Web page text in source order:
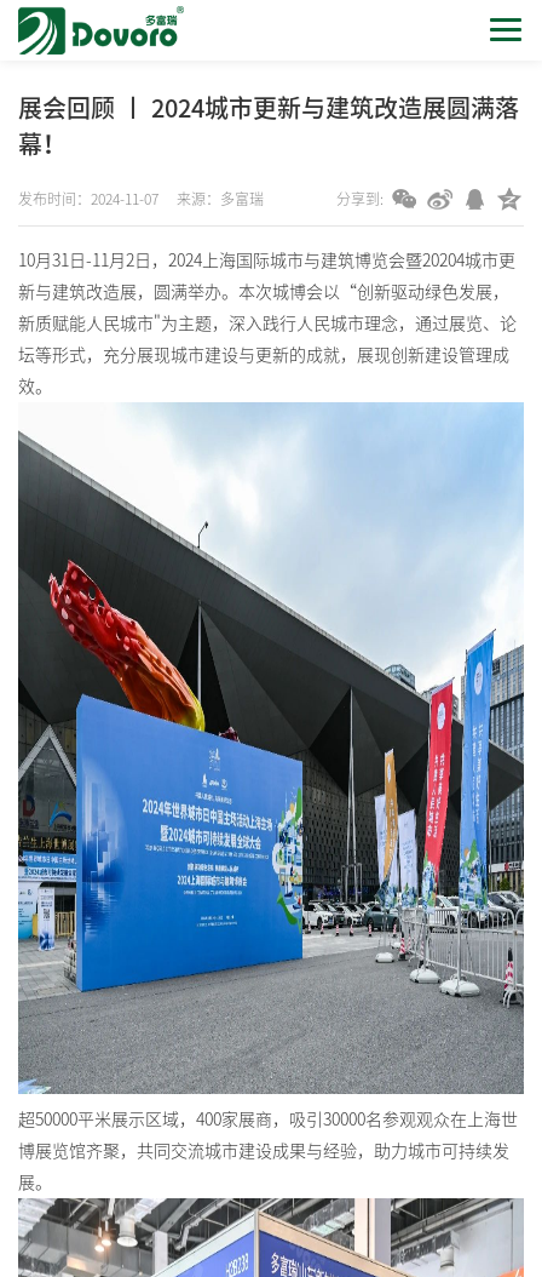
展会回顾 丨 2024城市更新与建筑改造展圆满落
幕！
发布时间：2024-11-07 来源：多富瑞 分享到:
10月31日-11月2日，2024上海国际城市与建筑博览会暨20204城市更
新与建筑改造展，圆满举办。本次城博会以“创新驱动绿色发展，
新质赋能人民城市"为主题，深入践行人民城市理念，通过展览、论
坛等形式，充分展现城市建设与更新的成就，展现创新建设管理成
效。
超50000平米展示区域，400家展商，吸引30000名参观观众在 上海世
博展览馆齐聚，共同交流城市建设成果与经验，助力城市可持续发
展。